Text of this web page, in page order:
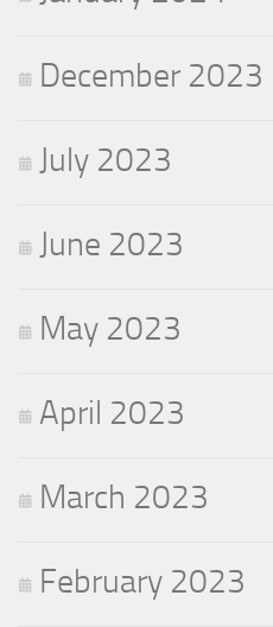
December 2023
July 2023
June 2023
May 2023
April 2023
March 2023
February 2023